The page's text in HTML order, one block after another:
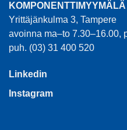
KOMPONENTTIMYYMÄLÄ
Yrittäjänkulma 3, Tampere
avoinna ma–to 7.30–16.00,
puh. (03) 31 400 520
Linkedin
Instagram